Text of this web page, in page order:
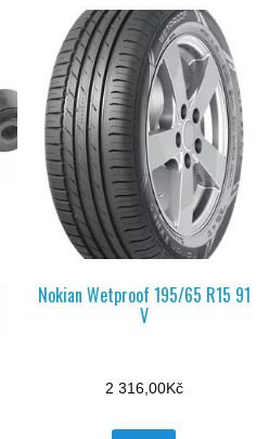
Nokian Wetproof 195/65 R15 91
V
2 316,00Kč